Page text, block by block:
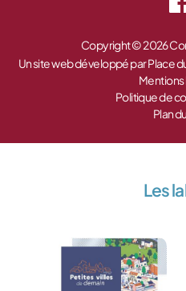
Copyright © 2026
Un site web développé par Place
Politique de
Plan
Les